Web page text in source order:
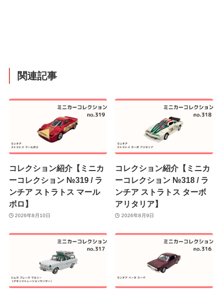
関連記事
コレクション紹介【ミニカ
ーコレクション №319 / ラ
ンチア ストラトス マール
ボロ】
2026年8月10日
コレクション紹介【ミニカ
ーコレクション №318 / ラ
ンチア ストラトス ターボ
アリタリア】
2026年8月9日